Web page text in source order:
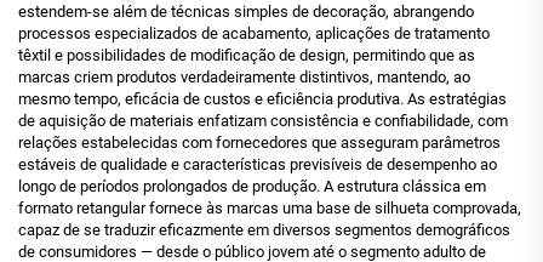
estendem-se além de técnicas simples de decoração, abrangendo
processos especializados de acabamento, aplicações de tratamento
têxtil e possibilidades de modificação de design, permitindo que as
marcas criem produtos verdadeiramente distintivos, mantendo, ao
mesmo tempo, eficácia de custos e eficiência produtiva. As estratégias
de aquisição de materiais enfatizam consistência e confiabilidade, com
relações estabelecidas com fornecedores que asseguram parâmetros
estáveis de qualidade e características previsíveis de desempenho ao
longo de períodos prolongados de produção. A estrutura clássica em
formato retangular fornece às marcas uma base de silhueta comprovada,
capaz de se traduzir eficazmente em diversos segmentos demográficos
de consumidores — desde o público jovem até o segmento adulto de